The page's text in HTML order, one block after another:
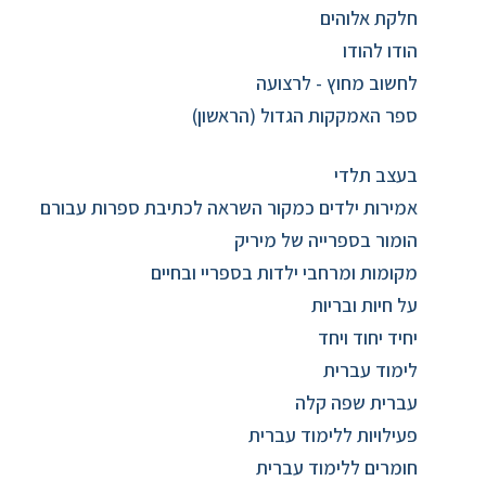
חלקת אלוהים
הודו להודו
לחשוב מחוץ - לרצועה
ספר האמקקות הגדול (הראשון)
בעצב תלדי
אמירות ילדים כמקור השראה לכתיבת ספרות עבורם
הומור בספרייה של מיריק
מקומות ומרחבי ילדות בספריי ובחיים
על חיות ובריות
יחיד יחוד ויחד
לימוד עברית
עברית שפה קלה
פעילויות ללימוד עברית
חומרים ללימוד עברית